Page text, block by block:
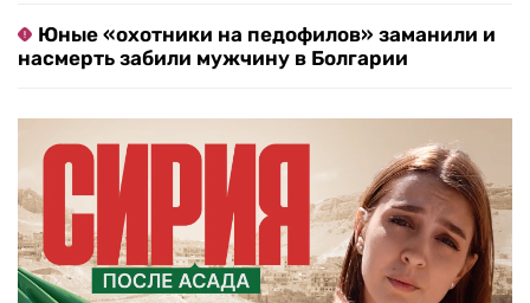
Юные «охотники на педофилов» заманили и
насмерть забили мужчину в Болгарии